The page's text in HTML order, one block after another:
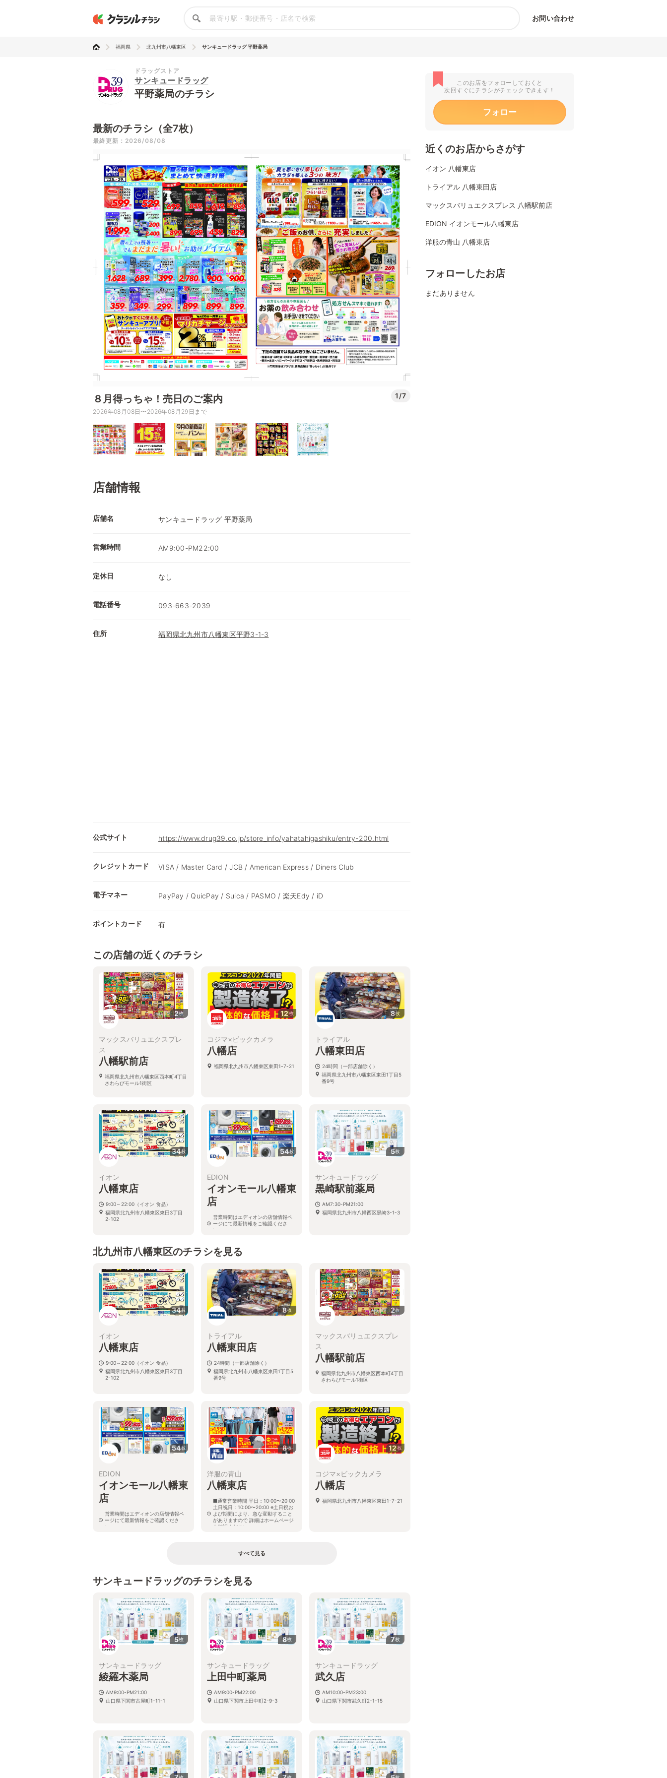
お問い合わせ
福岡県 北九州市八幡東区 サンキュードラッグ 平野薬局
ドラッグストア
サンキュードラッグ
平野薬局のチラシ
最新のチラシ（全7枚）
最終更新：2026/08/08
８月得っちゃ！売日のご案内 1/7
2026年08月08日〜2026年08月29日まで
店舗情報
店舗名 サンキュードラッグ 平野薬局
営業時間 AM9:00-PM22:00
定休日 なし
電話番号 093-663-2039
住所 福岡県北九州市八幡東区平野3-1-3
公式サイト https://www.drug39.co.jp/store_info/yahatahigashiku/entry-200.html
クレジットカード VISA / Master Card / JCB / American Express / Diners Club
電子マネー PayPay / QuicPay / Suica / PASMO / 楽天Edy / iD
ポイントカード 有
この店舗の近くのチラシ
2枚
マックスバリュエクスプレ
ス
八幡駅前店
福岡県北九州市八幡東区西本町4丁目
さわらびモール1街区
12枚
コジマ×ビックカメラ
八幡店
福岡県北九州市八幡東区東田1-7-21
8枚
トライアル
八幡東田店
24時間（一部店舗除く）
福岡県北九州市八幡東区東田1丁目5
番9号
34枚
イオン
八幡東店
9:00～22:00（イオン 食品）
福岡県北九州市八幡東区東田3丁目
2-102
54枚
EDION
イオンモール八幡東
店
営業時間はエディオンの店舗情報ペ
ージにて最新情報をご確認くださ
い。
5枚
サンキュードラッグ
黒崎駅前薬局
AM7:30-PM21:00
福岡県北九州市八幡西区黒崎3-1-3
北九州市八幡東区のチラシを見る
34枚
イオン
八幡東店
9:00～22:00（イオン 食品）
福岡県北九州市八幡東区東田3丁目
2-102
8枚
トライアル
八幡東田店
24時間（一部店舗除く）
福岡県北九州市八幡東区東田1丁目5
番9号
2枚
マックスバリュエクスプレ
ス
八幡駅前店
福岡県北九州市八幡東区西本町4丁目
さわらびモール1街区
54枚
EDION
イオンモール八幡東
店
営業時間はエディオンの店舗情報ペ
ージにて最新情報をご確認くださ
い。
8枚
洋服の青山
八幡東店
■通常営業時間 平日：10:00〜20:00
土日祝日：10:00〜20:00 ※土日祝お
よび期間により、急な変動すること
がありますので 詳細はホームページ
を確認ください
12枚
コジマ×ビックカメラ
八幡店
福岡県北九州市八幡東区東田1-7-21
すべて見る
サンキュードラッグのチラシを見る
5枚
サンキュードラッグ
綾羅木薬局
AM9:00-PM21:00
山口県下関市古屋町1-11-1
8枚
サンキュードラッグ
上田中町薬局
AM9:00-PM22:00
山口県下関市上田中町2-9-3
7枚
サンキュードラッグ
武久店
AM10:00-PM23:00
山口県下関市武久町2-1-15
このお店をフォローしておくと
次回すぐにチラシがチェックできます！
フォロー
近くのお店からさがす
イオン 八幡東店
トライアル 八幡東田店
マックスバリュエクスプレス 八幡駅前店
EDION イオンモール八幡東店
洋服の青山 八幡東店
フォローしたお店
まだありません